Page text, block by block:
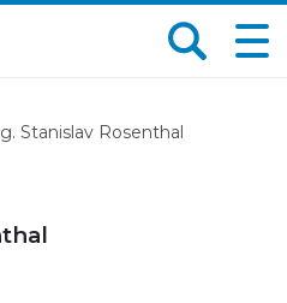
Stanislav Rosenthal